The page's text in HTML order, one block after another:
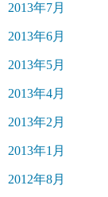
2013年7月
2013年6月
2013年5月
2013年4月
2013年2月
2013年1月
2012年8月